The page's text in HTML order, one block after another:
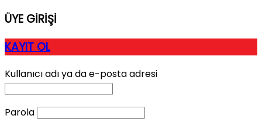
ÜYE GİRİŞİ
KAYIT OL
Kullanıcı adı ya da e-posta adresi
Parola